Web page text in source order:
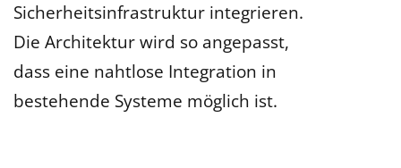
Sicherheitsinfrastruktur integrieren.
Die Architektur wird so angepasst,
dass eine nahtlose Integration in
bestehende Systeme möglich ist.